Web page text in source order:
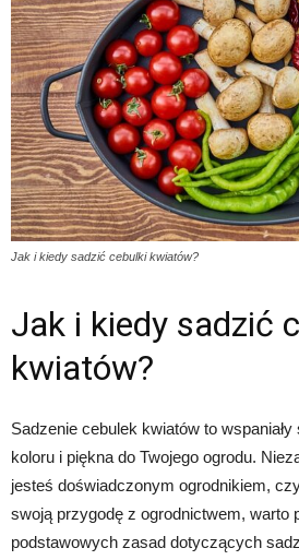
Jak i kiedy sadzić cebulki kwiatów?
Jak i kiedy sadzić
kwiatów?
Sadzenie cebulek kwiatów to
koloru i piękna do Twojego ogrodu.
jesteś doświadczonym ogrodnikiem,
swoją przygodę z ogrodnictwem, warto
podstawowych zasad dotyczących